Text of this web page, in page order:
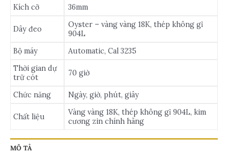
MÔ TẢ
Kích cỡ
36mm
Dây đeo
Oyster – vàng vàng 18K, thép không gỉ
904L
Bộ máy
Automatic, Cal 3235
Thời gian dự
trữ cót
70 giờ
Chức năng Ngày, giờ, phút, giây
Chất liệu
Vàng vàng 18K, thép không gỉ 904L, kim
cương zin chính hãng